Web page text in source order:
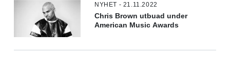
NYHET - 21.11.2022
Chris Brown utbuad under
American Music Awards